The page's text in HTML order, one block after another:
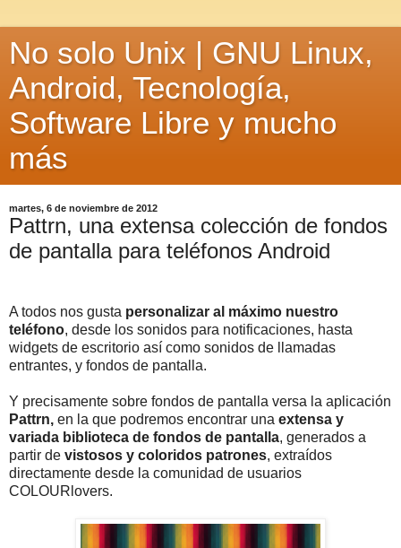
No solo Unix | GNU Linux,
Android, Tecnología,
Software Libre y mucho
más
martes, 6 de noviembre de 2012
Pattrn, una extensa colección de fondos
de pantalla para teléfonos Android
A todos nos gusta personalizar al máximo nuestro
teléfono, desde los sonidos para notificaciones, hasta
widgets de escritorio así como sonidos de llamadas
entrantes, y fondos de pantalla.
Y precisamente sobre fondos de pantalla versa la aplicación
Pattrn, en la que podremos encontrar una extensa y
variada biblioteca de fondos de pantalla, generados a
partir de vistosos y coloridos patrones, extraídos
directamente desde la comunidad de usuarios
COLOURlovers.